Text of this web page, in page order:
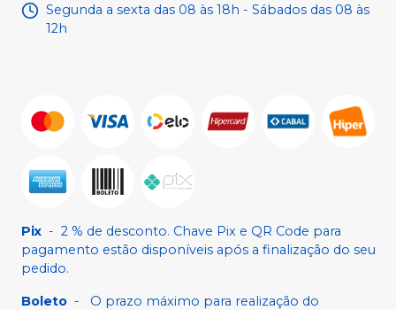
Segunda a sexta das 08 às 18h - Sábados das 08 às
12h
Pix - 2 % de desconto. Chave Pix e QR Code para
pagamento estão disponíveis após a finalização do seu
pedido.
Boleto -
O prazo máximo para realização do